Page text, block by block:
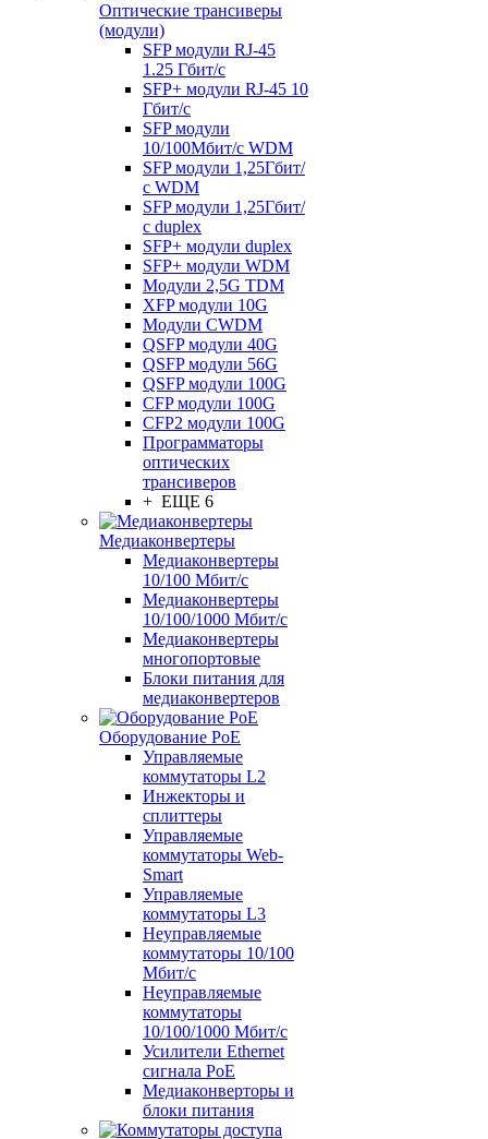
Оптические трансиверы
(модули)
SFP модули RJ-45
1.25 Гбит/c
SFP+ модули RJ-45 10
Гбит/c
SFP модули
10/100Мбит/с WDM
SFP модули 1,25Гбит/
с WDM
SFP модули 1,25Гбит/
с duplex
SFP+ модули duplex
SFP+ модули WDM
Модули 2,5G TDM
XFP модули 10G
Модули CWDM
QSFP модули 40G
QSFP модули 56G
QSFP модули 100G
CFP модули 100G
CFP2 модули 100G
Программаторы
оптических
трансиверов
+ ЕЩЕ 6
Медиаконвертеры
Медиаконвертеры
10/100 Мбит/с
Медиаконвертеры
10/100/1000 Мбит/c
Медиаконвертеры
многопортовые
Блоки питания для
медиаконвертеров
Оборудование PoE
Управляемые
коммутаторы L2
Инжекторы и
сплиттеры
Управляемые
коммутаторы Web-
Smart
Управляемые
коммутаторы L3
Неуправляемые
коммутаторы 10/100
Мбит/с
Неуправляемые
коммутаторы
10/100/1000 Мбит/с
Усилители Ethernet
сигнала PoE
Медиаконверторы и
блоки питания